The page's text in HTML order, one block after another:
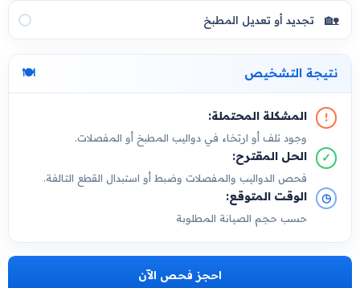
تجديد أو تعديل المطبخ 🏡
نتيجة التشخيص 🍽️
! المشكلة المحتملة:
وجود تلف أو ارتخاء في دواليب المطبخ أو المفصلات.
✓ الحل المقترح:
فحص الدواليب والمفصلات وضبط أو استبدال القطع التالفة.
◷ الوقت المتوقع:
حسب حجم الصيانة المطلوبة
احجز فحص الآن